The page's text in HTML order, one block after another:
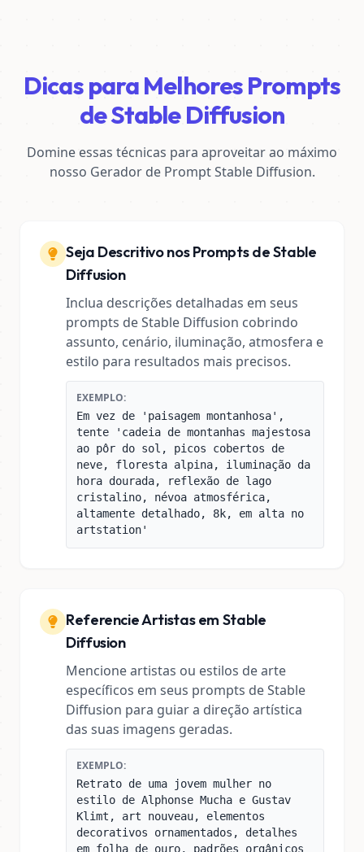
Dicas para Melhores Prompts
de Stable Diffusion
Domine essas técnicas para aproveitar ao máximo
nosso Gerador de Prompt Stable Diffusion.
Seja Descritivo nos Prompts de Stable
Diffusion
Inclua descrições detalhadas em seus
prompts de Stable Diffusion cobrindo
assunto, cenário, iluminação, atmosfera e
estilo para resultados mais precisos.
EXEMPLO:
Em vez de 'paisagem montanhosa',
tente 'cadeia de montanhas majestosa
ao pôr do sol, picos cobertos de
neve, floresta alpina, iluminação da
hora dourada, reflexão de lago
cristalino, névoa atmosférica,
altamente detalhado, 8k, em alta no
artstation'
Referencie Artistas em Stable
Diffusion
Mencione artistas ou estilos de arte
específicos em seus prompts de Stable
Diffusion para guiar a direção artística
das suas imagens geradas.
EXEMPLO:
Retrato de uma jovem mulher no
estilo de Alphonse Mucha e Gustav
Klimt, art nouveau, elementos
decorativos ornamentados, detalhes
em folha de ouro, padrões orgânicos